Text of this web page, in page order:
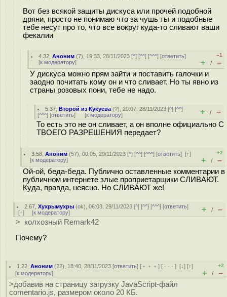
Вот без всякой защиты дискуса или прочей подобной
дряни, просто не понимаю что за чушь ты и подобные
тебе несут про то, что все вокруг куда-то сливают ваши
фекалии
4.32 ,Аноним (7), 19:33, 28/11/2023 [^] [^^] [^^^] [ответить]
[к модератору]
–1
+ / –
У дискуса можно прям зайти и поставить галочки и
заодно почитать кому он и что сливает. Но ты явно из
страны розовых пони, тебе не надо.
5.37 ,Второй из Кукуева (?), 20:07, 28/11/2023 [^] [^^]
[^^^] [ответить] [к модератору] + / –
То есть это не он сливает, а он вполне официально С
ТВОЕГО РАЗРЕШЕНИЯ передает?
3.58 ,Аноним (57), 00:05, 29/11/2023 [^] [^^] [^^^] [ответить][↑]
[к модератору]
+2
+ / –
Ой-ой, беда-беда. Публично оставленные комментарии в
публичном интернете злые проприетарщики СЛИВАЮТ.
Куда, правда, неясно. Но СЛИВАЮТ же!
2.67 ,Хухрымухры (ok), 06:03, 29/11/2023 [^] [^^] [^^^] [ответить]
[↑] [к модератору] + / –
> колхозный Remark42
Почему?
1.22 ,Аноним (22), 18:40, 28/11/2023 [ответить] [ ﹢﹢﹢] [ · · ·][↓] [↑]
[к модератору]
+2
+ / –
>добавив на страницу загрузку JavaScript-файл
comentario.js, размером около 20 КБ.